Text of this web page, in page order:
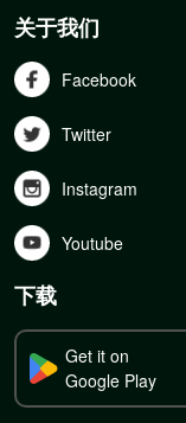
关于我们
Facebook
Twitter
Instagram
Youtube
下载
Get it on
Google Play